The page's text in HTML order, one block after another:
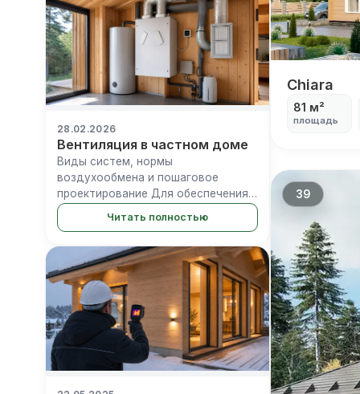
проживания, особенно зимой, и р...
28.02.2026
Вентиляция в частном доме
Виды систем, нормы
воздухообмена и пошаговое
проектирование Для обеспечения
безопасного микроклимата в
частном доме требуется
нормативом не менее 30 м³/ч на
человека. В современных гермет...
Читать полностью
Chiara
Chiara
81 м²
площадь
39